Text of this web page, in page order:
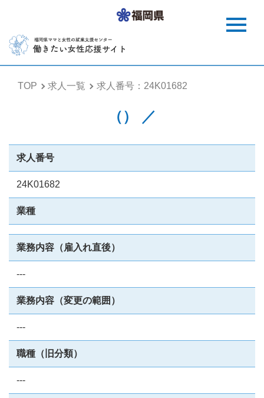
TOP 求人一覧 求人番号：24K01682
（） ／
求人番号
24K01682
業種
業務内容（雇入れ直後）
---
業務内容（変更の範囲）
---
職種（旧分類）
---